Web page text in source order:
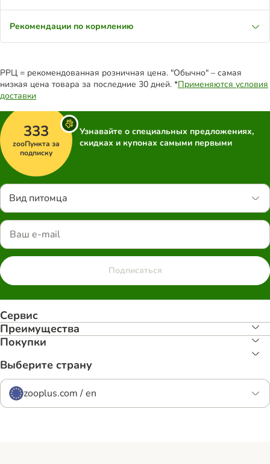
Рекомендации по кормлению
РРЦ = рекомендованная розничная цена. "Обычно" – самая
низкая цена товара за последние 30 дней. *Применяются условия
доставки
333
zooПункта за
подписку
Узнавайте о специальных предложениях,
скидках и купонах самыми первыми
Вид питомца
Подписаться
Сервис
Преимуществa
Покупки
Выберите страну
zooplus.com / en